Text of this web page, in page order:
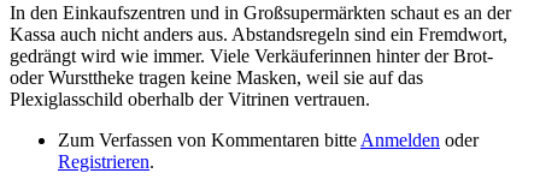
In den Einkaufszentren und in Großsupermärkten schaut es an der
Kassa auch nicht anders aus. Abstandsregeln sind ein Fremdwort,
gedrängt wird wie immer. Viele Verkäuferinnen hinter der Brot-
oder Wursttheke tragen keine Masken, weil sie auf das
Plexiglasschild oberhalb der Vitrinen vertrauen.
Zum Verfassen von Kommentaren bitte Anmelden oder
Registrieren.